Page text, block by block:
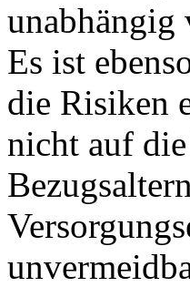
unabhängig
Es ist
die Risiken
nicht auf